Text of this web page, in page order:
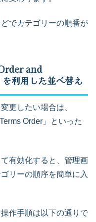
でカテゴリーの順番が
and
利用した並べ替え
更したい場合は、
Order」といった
有効化すると、管理画
リーの順序を簡単に入
作手順は以下の通りで